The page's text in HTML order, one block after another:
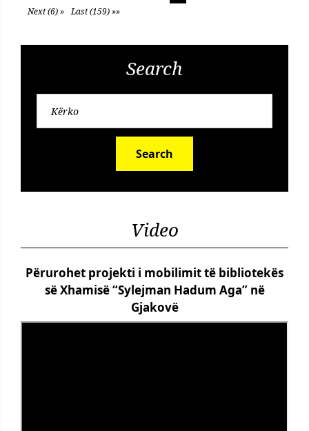
Next (6) » Last (159) »»
Search
Search
Video
Përurohet projekti i mobilimit të bibliotekës
së Xhamisë “Sylejman Hadum Aga” në
Gjakovë